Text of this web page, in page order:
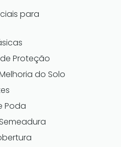
para
Proteção
do Solo
Poda